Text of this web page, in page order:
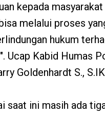
kepada
melalui proses
hukum
Ucap Kabid Humas
Goldenhardt S.,
saat ini masih ada